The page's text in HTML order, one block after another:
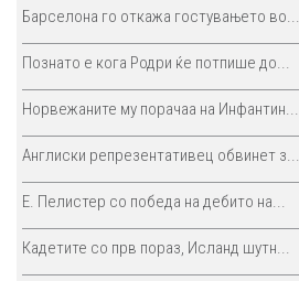
Барселона го откажа гостувањето во...
Познато е кога Родри ќе потпише до...
Норвежаните му порачаа на Инфантин...
Англиски репрезентативец обвинет з...
E. Пелистер со победа на дебито на...
Кадетите со прв пораз, Исланд шутн...